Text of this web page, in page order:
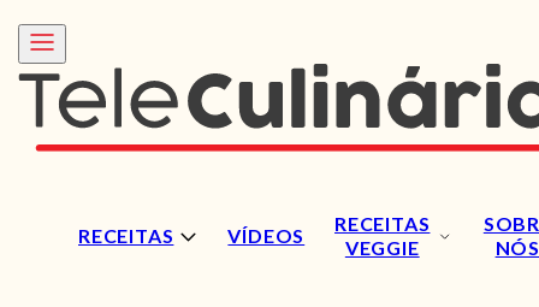
RECEITAS VÍDEOS
RECEITAS
VEGGIE
NÓS